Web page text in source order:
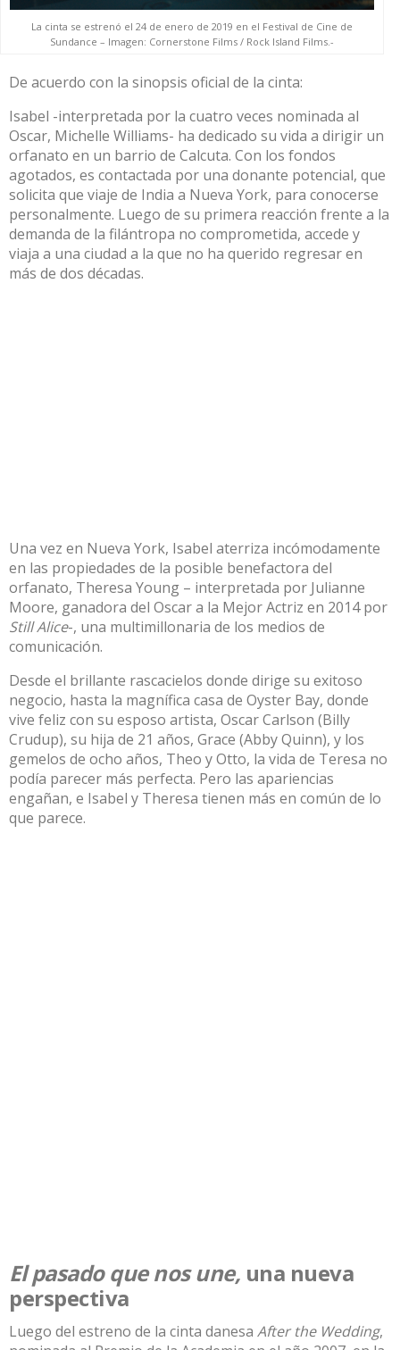
La cinta se estrenó el 24 de enero de 2019 en el Festival de Cine de
Sundance – Imagen: Cornerstone Films / Rock Island Films.-
De acuerdo con la sinopsis oficial de la cinta:
Isabel -interpretada por la cuatro veces nominada al
Oscar, Michelle Williams- ha dedicado su vida a dirigir un
orfanato en un barrio de Calcuta. Con los fondos
agotados, es contactada por una donante potencial, que
solicita que viaje de India a Nueva York, para conocerse
personalmente. Luego de su primera reacción frente a la
demanda de la filántropa no comprometida, accede y
viaja a una ciudad a la que no ha querido regresar en
más de dos décadas.
Una vez en Nueva York, Isabel aterriza incómodamente
en las propiedades de la posible benefactora del
orfanato, Theresa Young – interpretada por Julianne
Moore, ganadora del Oscar a la Mejor Actriz en 2014 por
Still Alice-, una multimillonaria de los medios de
comunicación.
Desde el brillante rascacielos donde dirige su exitoso
negocio, hasta la magnífica casa de Oyster Bay, donde
vive feliz con su esposo artista, Oscar Carlson (Billy
Crudup), su hija de 21 años, Grace (Abby Quinn), y los
gemelos de ocho años, Theo y Otto, la vida de Teresa no
podía parecer más perfecta. Pero las apariencias
engañan, e Isabel y Theresa tienen más en común de lo
que parece.
El pasado que nos une, una nueva
perspectiva
Luego del estreno de la cinta danesa After the Wedding,